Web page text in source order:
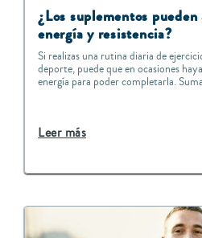
¿Los suplementos
energía y resistencia?
Si realizas una rutina diaria de
deporte, puede que en ocasiones
energía para poder completarla.
Leer más